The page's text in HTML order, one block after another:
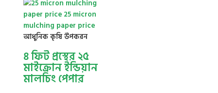
আধুনিক কৃষি উপকরন
৪ ফিট প্রস্থের ২৫
মাইক্রোন ইন্ডিয়ান
মালচিং পেপার